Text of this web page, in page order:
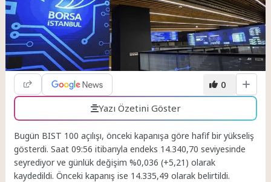
0
Yazı Özetini Göster
Bugün BIST 100 açılışı, önceki kapanışa göre hafif bir yükseliş
gösterdi. Saat 09:56 itibarıyla endeks 14.340,70 seviyesinde
seyrediyor ve günlük değişim %0,036 (+5,21) olarak
kaydedildi. Önceki kapanış ise 14.335,49 olarak belirtildi.